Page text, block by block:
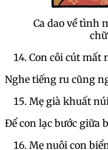
Ca dao về tình
Con côi cút mất
Nghe tiếng ru cũng
Mẹ già khuất
Để con lạc bước giữa
Mẹ nuôi con